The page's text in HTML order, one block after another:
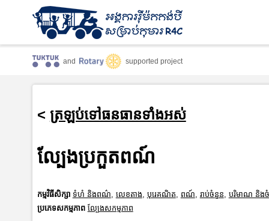
and supported project
< ត្រឡប់ទៅធនធានទាំងអស់
ល្បែងប្រកួតពណ៍
កម្មវិធីសិក្សា ទំហំ និងពណ៌ លេខតាង បុរេគណិត ពណ៍ រាប់ចំនួន បរិមាណ និង
ប្រភេទសកម្មភាព ល្បែងសកម្មភាព